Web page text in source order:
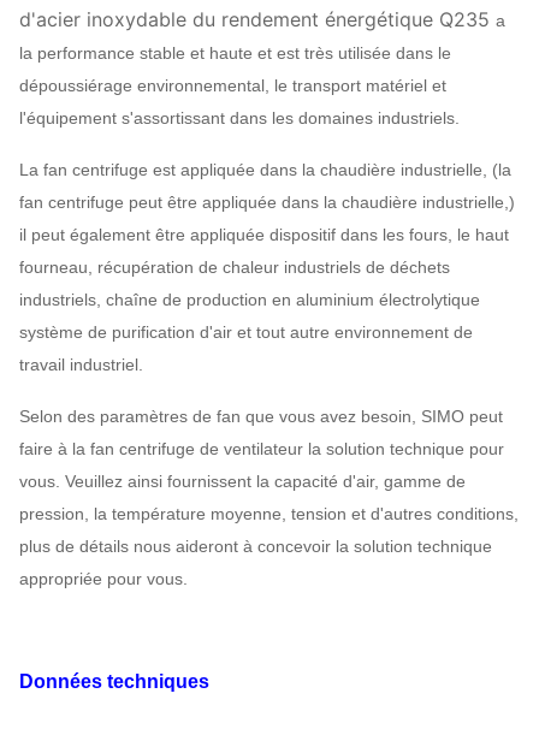
d'acier inoxydable du rendement énergétique Q235 a
la performance stable et haute et est très utilisée dans le
dépoussiérage environnemental, le transport matériel et
l'équipement s'assortissant dans les domaines industriels.
La fan centrifuge est appliquée dans la chaudière industrielle, (la
fan centrifuge peut être appliquée dans la chaudière industrielle,)
il peut également être appliquée dispositif dans les fours, le haut
fourneau, récupération de chaleur industriels de déchets
industriels, chaîne de production en aluminium électrolytique
système de purification d'air et tout autre environnement de
travail industriel.
Selon des paramètres de fan que vous avez besoin, SIMO peut
faire à la fan centrifuge de ventilateur la solution technique pour
vous. Veuillez ainsi fournissent la capacité d'air, gamme de
pression, la température moyenne, tension et d'autres conditions,
plus de détails nous aideront à concevoir la solution technique
appropriée pour vous.
Données techniques